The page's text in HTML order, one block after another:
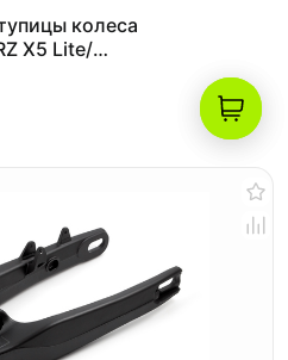
колеса
X5 Lite/